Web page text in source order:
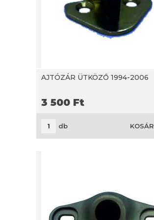
AJTÓZÁR ÜTKÖZŐ 1994-2006
3 500 Ft
db